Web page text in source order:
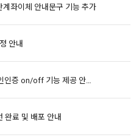
계좌이체 안내문구 기능 추가
안내
완료 및 배포 안내